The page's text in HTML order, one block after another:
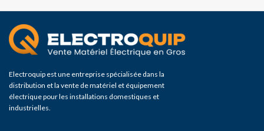
Electroquip est une entreprise spécialisée dans la
distribution et la vente de matériel et équipement
électrique pour les installations domestiques et
industrielles.